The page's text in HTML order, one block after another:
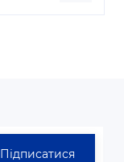
Підписатися